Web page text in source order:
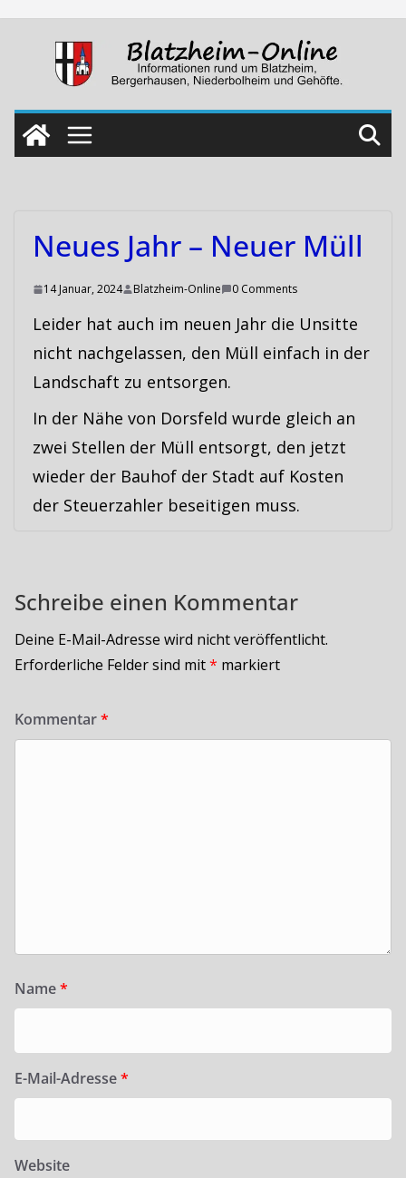
Skip
content
Neues Jahr – Neuer Müll
14 Januar, 2024 Blatzheim-Online 0 Comments
Leider hat auch im neuen Jahr die Unsitte
nicht nachgelassen, den Müll einfach in der
Landschaft zu entsorgen.
In der Nähe von Dorsfeld wurde gleich an
zwei Stellen der Müll entsorgt, den jetzt
wieder der Bauhof der Stadt auf Kosten
der Steuerzahler beseitigen muss.
Schreibe einen Kommentar
Deine E-Mail-Adresse wird nicht veröffentlicht.
Erforderliche Felder sind mit* markiert
Kommentar*
Name*
E-Mail-Adresse*
Website